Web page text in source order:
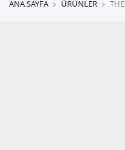
ANA SAYFA ÜRÜNLER